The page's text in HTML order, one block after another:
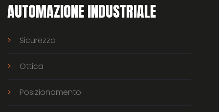
AUTOMAZIONE INDUSTRIALE
Sicurezza
Ottica
Posizionamento